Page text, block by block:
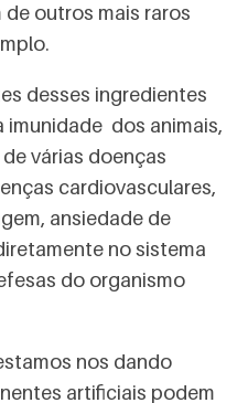
de outros mais raros
desses ingredientes
imunidade dos animais,
várias doenças
cardiovasculares,
ansiedade de
no sistema
do organismo
nos dando
artificiais podem